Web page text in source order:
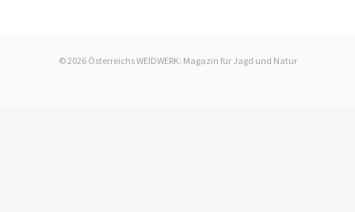
© 2026 Österreichs WEIDWERK: Magazin für Jagd und Natur